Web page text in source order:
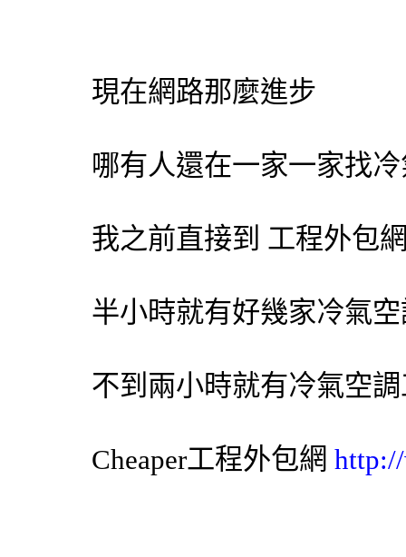
現在網路那麼進步
哪有人還在一家一家找
我之前直接到 工程外包
半小時就有好幾家冷氣
不到兩小時就有冷氣空調
Cheaper工程外包網